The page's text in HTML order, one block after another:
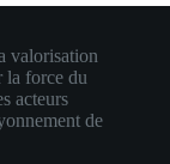
valorisation
la force du
acteurs
de